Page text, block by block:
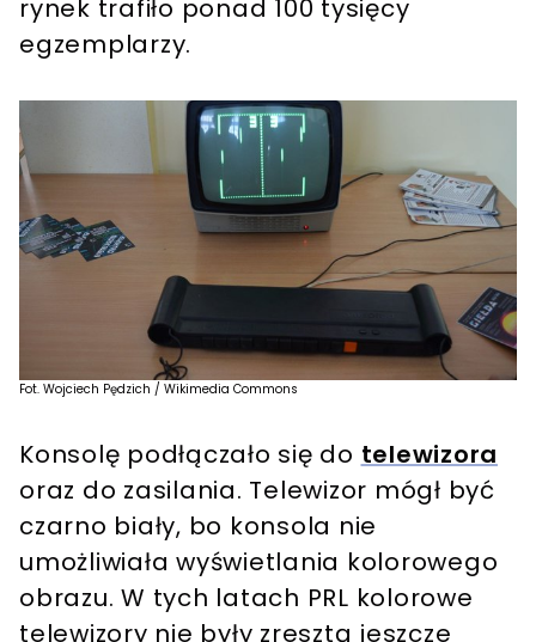
rynek trafiło ponad 100 tysięcy
egzemplarzy.
Fot. Wojciech Pędzich / Wikimedia Commons
Konsolę podłączało się do telewizora
oraz do zasilania. Telewizor mógł być
czarno biały, bo konsola nie
umożliwiała wyświetlania kolorowego
obrazu. W tych latach PRL kolorowe
telewizory nie były zresztą jeszcze